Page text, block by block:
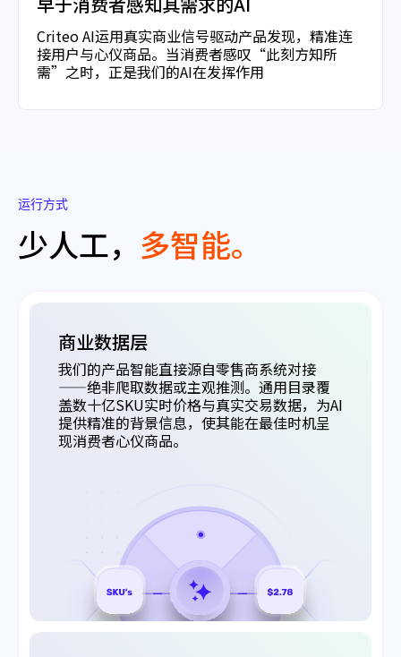
Criteo AI运用真实商业信号驱动产品发现，精准连
接用户与心仪商品。当消费者感叹“此刻方知所
需”之时，正是我们的AI在发挥作用
运行方式
少人工， 多智能。
商业数据层
我们的产品智能直接源自零售商系统对接
——绝非爬取数据或主观推测。通用目录覆
盖数十亿SKU实时价格与真实交易数据，为AI
提供精准的背景信息，使其能在最佳时机呈
现消费者心仪商品。